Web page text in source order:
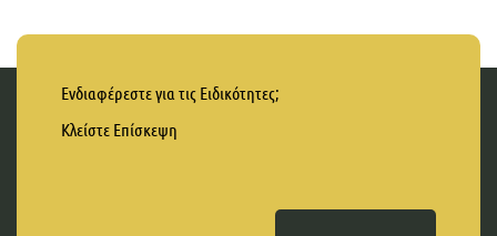
Ενδιαφέρεστε για τις Ειδικότητες;
Κλείστε Επίσκεψη